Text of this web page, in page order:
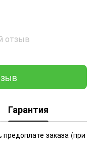
отзыв
Гарантия
предоплате заказа (при